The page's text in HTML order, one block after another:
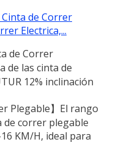
Cinta de Correr
Electrica,...
de Correr
de las cinta de
12% inclinación
Plegable】El rango
de correr plegable
KM/H, ideal para